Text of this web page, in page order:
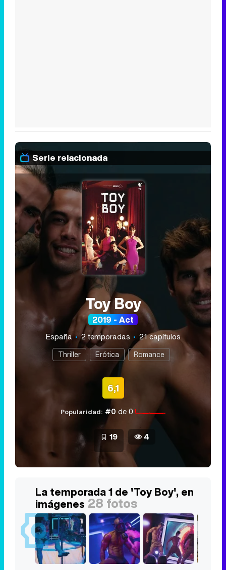
Serie relacionada
Toy Boy
2019 - Act
España 2 temporadas 21 capítulos
Thriller Erótica Romance
6,1
Popularidad: #0 de 0
19 4
La temporada 1 de 'Toy Boy', en
imágenes 28 fotos